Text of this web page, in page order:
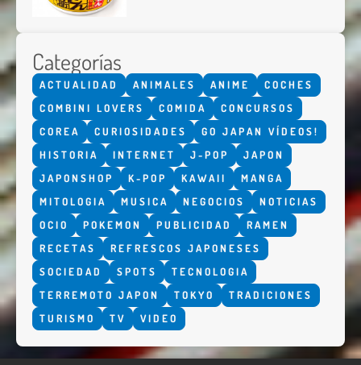
Categorías
ACTUALIDAD ANIMALES ANIME
COCHES
COMBINI LOVERS
COMIDA
CONCURSOS
COREA
CURIOSIDADES
GO JAPAN VÍDEOS!
HISTORIA
INTERNET J-POP
JAPON
JAPONSHOP
K-POP KAWAII
MANGA
MITOLOGIA
MUSICA NEGOCIOS
NOTICIAS
OCIO
POKEMON PUBLICIDAD
RAMEN
RECETAS
REFRESCOS JAPONESES
SOCIEDAD
SPOTS
TECNOLOGIA
TERREMOTO JAPON
TOKYO
TRADICIONES
TURISMO
TV VIDEO